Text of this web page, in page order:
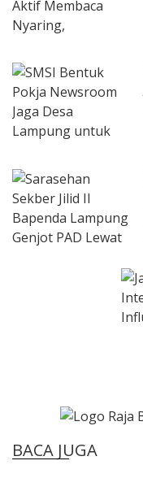
BACA JUGA